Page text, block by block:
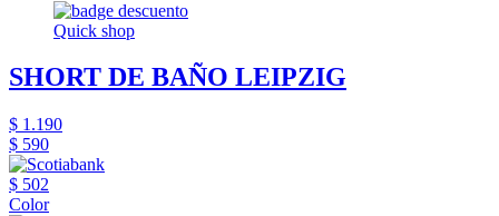
Quick shop
SHORT DE BAÑO LEIPZIG
$ 1.190
$ 590
$ 502
Color